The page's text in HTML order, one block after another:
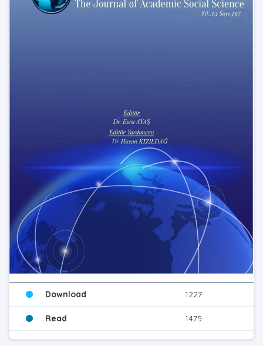
Download 1227
Read 1475